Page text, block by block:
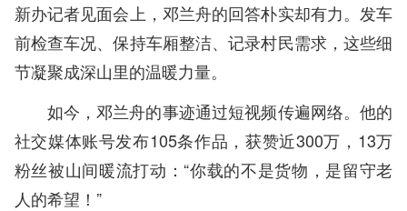
新办记者见面会上，邓兰舟的回答朴实却有力。发车
前检查车况、保持车厢整洁、记录村民需求，这些细
节凝聚成深山里的温暖力量。
如今，邓兰舟的事迹通过短视频传遍网络。他的
社交媒体账号发布105条作品，获赞近300万，13万
粉丝被山间暖流打动：“你载的不是货物，是留守老
人的希望！”